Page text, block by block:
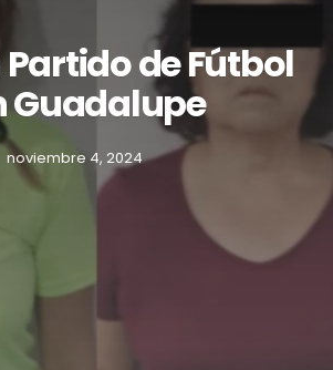
Partido de Fútbol
Guadalupe
noviembre 4, 2024